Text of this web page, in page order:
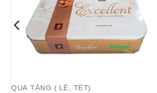
QUÀ TẶNG ( LỄ, TẾT)